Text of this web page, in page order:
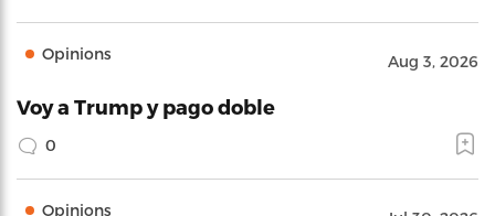
Opinions Aug 3, 2026
Voy a Trump y pago doble
0
Opinions